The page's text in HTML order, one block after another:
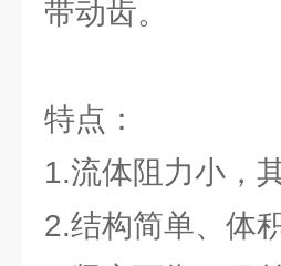
带动齿。
特点：
1.流体阻力小，
2.结构简单、体